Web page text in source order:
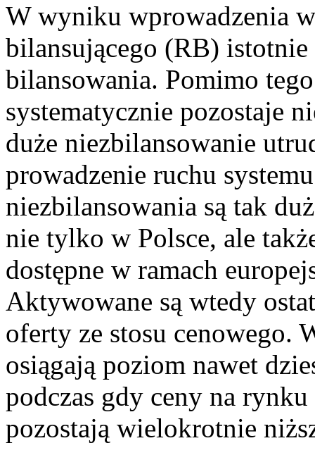
W wyniku wprowadzenia
bilansującego (RB)
bilansowania. Pomimo
systematycznie pozostaje
duże niezbilansowanie
prowadzenie ruchu
niezbilansowania są tak
nie tylko w Polsce, ale
dostępne w ramach
Aktywowane są wtedy
oferty ze stosu cenowego.
osiągają poziom nawet
podczas gdy ceny na
pozostają wielokrotnie